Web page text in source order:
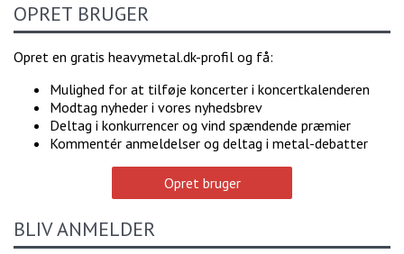
OPRET BRUGER
Opret en gratis heavymetal.dk-profil og få:
Mulighed for at tilføje koncerter i koncertkalenderen
Modtag nyheder i vores nyhedsbrev
Deltag i konkurrencer og vind spændende præmier
Kommentér anmeldelser og deltag i metal-debatter
Opret bruger
BLIV ANMELDER